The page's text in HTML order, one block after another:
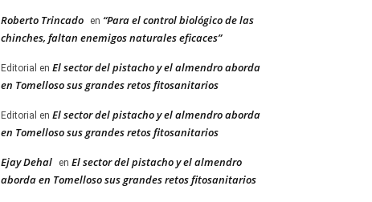
Roberto Trincado en “Para el control biológico de las
chinches, faltan enemigos naturales eficaces”
Editorial en El sector del pistacho y el almendro aborda
en Tomelloso sus grandes retos fitosanitarios
Editorial en El sector del pistacho y el almendro aborda
en Tomelloso sus grandes retos fitosanitarios
Ejay Dehal en El sector del pistacho y el almendro
aborda en Tomelloso sus grandes retos fitosanitarios